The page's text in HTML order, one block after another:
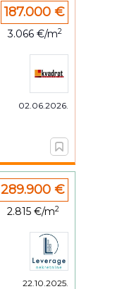
187.000 €
3.066 €/m2
02.06.2026.
289.900 €
2.815 €/m2
22.10.2025.